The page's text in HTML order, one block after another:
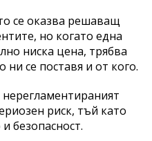
се оказва решаващ
но когато една
ниска цена, трябва
ни се поставя и от кого.
риск, тъй като
безопасност.